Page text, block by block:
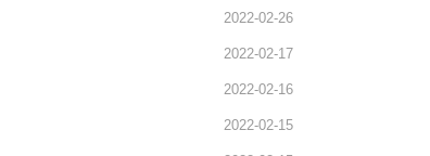
2022-02-26
2022-02-17
2022-02-16
2022-02-15